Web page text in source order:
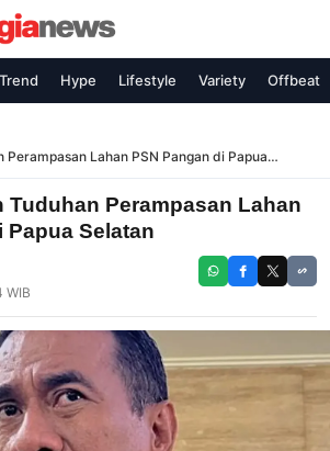
Trend Hype Lifestyle Variety Offbeat
Perampasan Lahan PSN Pangan di Papua
Tuduhan Perampasan Lahan
Papua Selatan
WIB